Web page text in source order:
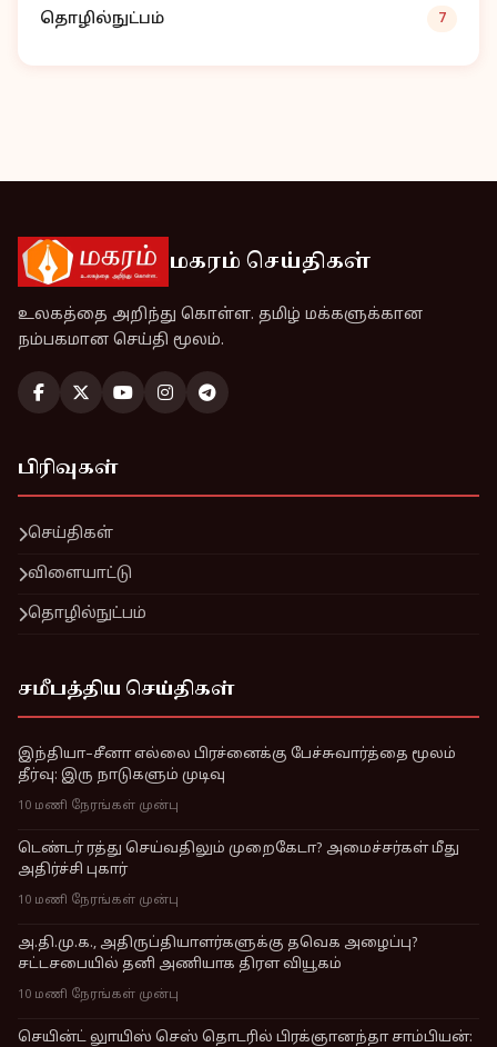
தொழில்நுட்பம் 7
மகரம் செய்திகள்
உலகத்தை அறிந்து கொள்ள. தமிழ் மக்களுக்கான
நம்பகமான செய்தி மூலம்.
பிரிவுகள்
செய்திகள்
விளையாட்டு
தொழில்நுட்பம்
சமீபத்திய செய்திகள்
இந்தியா–சீனா எல்லை பிரச்னைக்கு பேச்சுவார்த்தை மூலம்
தீர்வு: இரு நாடுகளும் முடிவு
10 மணி நேரங்கள் முன்பு
டெண்டர் ரத்து செய்வதிலும் முறைகேடா? அமைச்சர்கள் மீது
அதிர்ச்சி புகார்
10 மணி நேரங்கள் முன்பு
அ.தி.மு.க., அதிருப்தியாளர்களுக்கு தவெக அழைப்பு?
சட்டசபையில் தனி அணியாக திரள வியூகம்
10 மணி நேரங்கள் முன்பு
செயின்ட் லுாயிஸ் செஸ் தொடரில் பிரக்ஞானந்தா சாம்பியன்: